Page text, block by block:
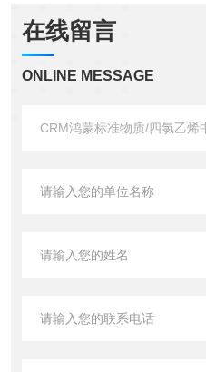
在线留言
ONLINE MESSAGE